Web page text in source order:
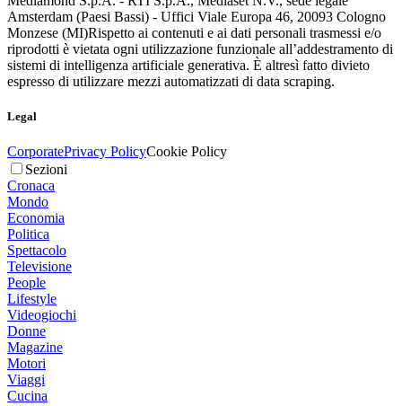
Amsterdam (Paesi Bassi) - Uffici Viale Europa 46, 20093 Cologno
Monzese (MI)Rispetto ai contenuti e ai dati personali trasmessi e/o
riprodotti è vietata ogni utilizzazione funzionale all’addestramento di
sistemi di intelligenza artificiale generativa. È altresì fatto divieto
espresso di utilizzare mezzi automatizzati di data scraping.
Legal
CorporatePrivacy PolicyCookie Policy
Sezioni
Cronaca
Mondo
Economia
Politica
Spettacolo
Televisione
People
Lifestyle
Videogiochi
Donne
Magazine
Motori
Viaggi
Cucina